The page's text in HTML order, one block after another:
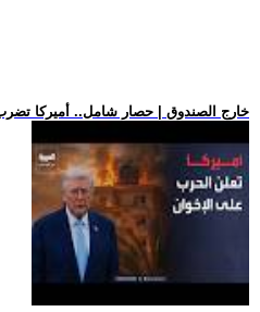
.. خارج الصندوق | حصار شامل.. أميركا